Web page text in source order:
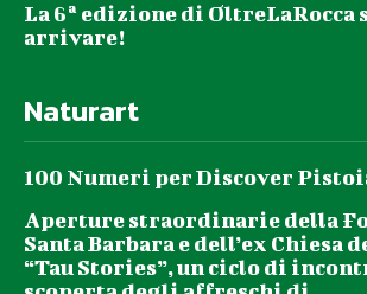
La 6ª edizione di OltreLaRocca
arrivare!
Naturart
100 Numeri per Discover
Aperture straordinarie della
Santa Barbara e dell’ex Chiesa
“Tau Stories”, un ciclo di